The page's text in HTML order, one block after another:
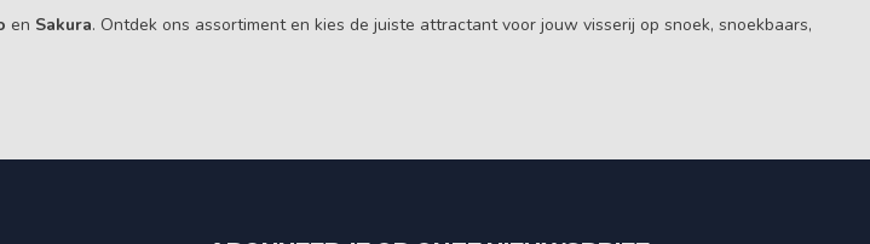
en Sakura. Ontdek ons assortiment en kies de juiste attractant voor jouw visserij op snoek, snoekbaars,